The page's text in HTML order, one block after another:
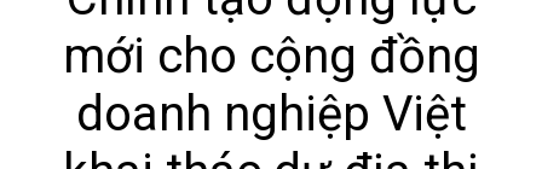
mới cho cộng đồng
doanh nghiệp Việt